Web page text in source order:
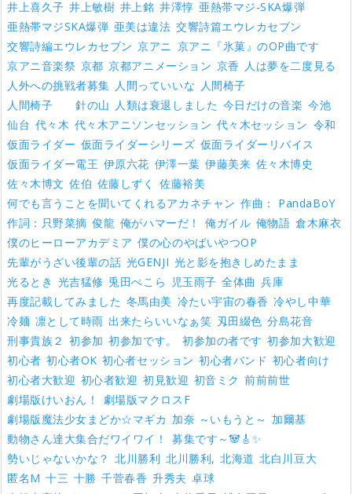
井上喜久子 井上敏樹 井上銘 井澤惇 亜熱帯マジ-SKA爆弾
亜熱帯マジSKA爆弾 亜美は違法 交響詩篇エウレカセブン
交響詩編エウレカセブン 京アニ 京アニ『氷菓』のOP曲です
京アニ音楽祭 京都 京都アニメーション 京香 人は夢を二度見る
人外への挑戦者募集 人間っていいな 人間椅子
人間椅子 針の山 人類は衰退しました 今日だけの音楽 今池
仙台 代々木 代々木アニソンセッション 代々木セッション 令和
仮面ライダー 仮面ライダーシリーズ 仮面ライダーリバイス
仮面ライダー電王 伊原六花 伊澤一葉 伊藤美来 佐々木博史
佐々木博文 佐伯 佐藤しずく
佐藤裕美
何でも言うことを聞いてくれるアカネチャン 作曲： PandaBoY
作詞：只野菜摘 俊龍 俺がハマーだ！ 俺ガイル 俺物語 倉木麻衣
僕のヒーローアカデミア 僕の心のやばいやつOP
先輩がうざい後輩の話 光GENJI 光と影を抱きしめたまま
光るとき 光吉猛修 兎田ぺこら 児玉雨子 全体曲 兵庫
再度記載してみました 冬馬由美 冷たい宇宙の春香 冷やし中華
冷麺 凛として時雨 出来たらいいなぁ笑 刄田綴色 分島花音
刑事貴族２ 初参加 初参加です。 初参加の者です 初参加大歓迎
初心者 初心者OK 初心者セッション 初心者バンド 初心者向け
初心者大歓迎 初心者歓迎 初見歓迎 初音ミク 前前前世
劇場版けいおん！
劇場版マクロスF
劇場版魔法少女まどか☆マギカ 加奈 ～いもうと～ 加爾基
動物さん達大集合だワイワイ！
募集です～🐼🎸✨
勢いじゃないかな？ 北川勝利 北川勝利, 北海道 北白川豆大
匿名M 十三 十勝 千菅春香 升秀夫 卓球